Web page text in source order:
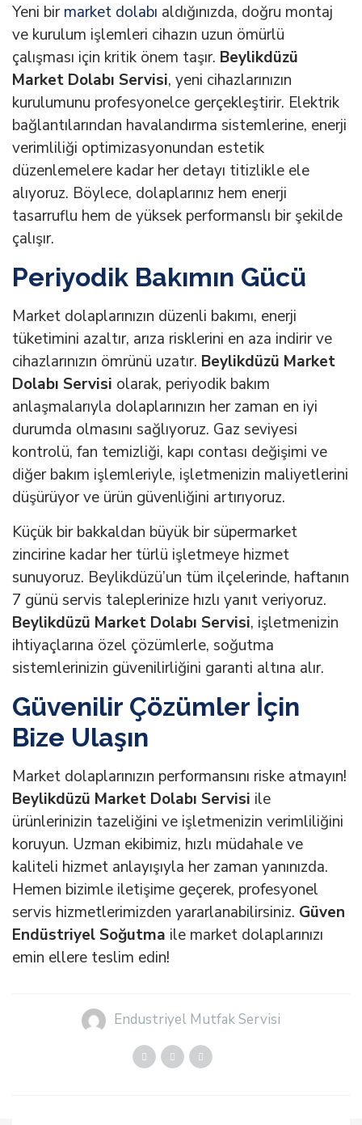
Yeni birmarket dolabı aldığınızda, doğru montaj
ve kurulum işlemleri cihazın uzun ömürlü
çalışması için kritik önem taşır. Beylikdüzü
Market Dolabı Servisi, yeni cihazlarınızın
kurulumunu profesyonelce gerçekleştirir. Elektrik
bağlantılarından havalandırma sistemlerine, enerji
verimliliği optimizasyonundan estetik
düzenlemelere kadar her detayı titizlikle ele
alıyoruz. Böylece, dolaplarınız hem enerji
tasarruflu hem de yüksek performanslı bir şekilde
çalışır.
Periyodik Bakımın Gücü
Market dolaplarınızın düzenli bakımı, enerji
tüketimini azaltır, arıza risklerini en aza indirir ve
cihazlarınızın ömrünü uzatır. Beylikdüzü Market
Dolabı Servisi olarak, periyodik bakım
anlaşmalarıyla dolaplarınızın her zaman en iyi
durumda olmasını sağlıyoruz. Gaz seviyesi
kontrolü, fan temizliği, kapı contası değişimi ve
diğer bakım işlemleriyle, işletmenizin maliyetlerini
düşürüyor ve ürün güvenliğini artırıyoruz.
Küçük bir bakkaldan büyük bir süpermarket
zincirine kadar her türlü işletmeye hizmet
sunuyoruz. Beylikdüzü’un tüm ilçelerinde, haftanın
7 günü servis taleplerinize hızlı yanıt veriyoruz.
Beylikdüzü Market Dolabı Servisi, işletmenizin
ihtiyaçlarına özel çözümlerle, soğutma
sistemlerinizin güvenilirliğini garanti altına alır.
Güvenilir Çözümler İçin
Bize Ulaşın
Market dolaplarınızın performansını riske atmayın!
Beylikdüzü Market Dolabı Servisi ile
ürünlerinizin tazeliğini ve işletmenizin verimliliğini
koruyun. Uzman ekibimiz, hızlı müdahale ve
kaliteli hizmet anlayışıyla her zaman yanınızda.
Hemen bizimle iletişime geçerek, profesyonel
servis hizmetlerimizden yararlanabilirsiniz. Güven
Endüstriyel Soğutma ile market dolaplarınızı
emin ellere teslim edin!
Endustriyel Mutfak Servisi